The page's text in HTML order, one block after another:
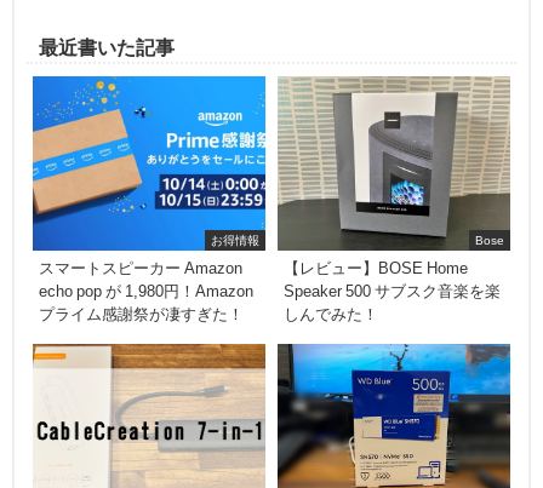
最近書いた記事
お得情報
スマートスピーカー Amazon
echo pop が 1,980円！Amazon
プライム感謝祭が凄すぎた！
Bose
【レビュー】BOSE Home
Speaker 500 サブスク音楽を楽
しんでみた！